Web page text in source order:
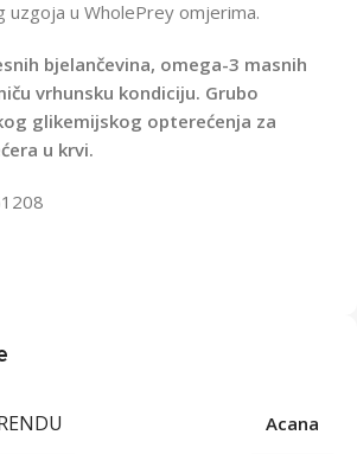
uzgoja u WholePrey omjerima.
bjelančevina, omega-3 masnih
vrhunsku kondiciju. Grubo
glikemijskog opterećenja za
u krvi.
Acana